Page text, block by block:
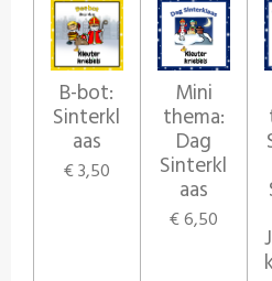
B-bot:
Sinterkl
aas
€ 3,50
Mini
thema:
Dag
Sinterkl
aas
€ 6,50